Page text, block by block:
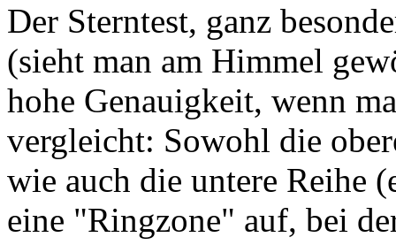
Der Sterntest, ganz
(sieht man am Himmel
hohe Genauigkeit, wenn
vergleicht: Sowohl die
wie auch die untere Reihe
eine "Ringzone" auf, bei